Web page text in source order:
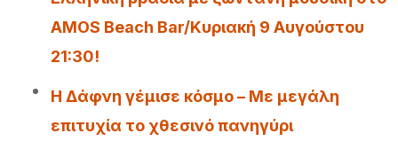
AMOS Beach Bar/Κυριακή 9 Αυγούστου
21:30!
Η Δάφνη γέμισε κόσμο – Με μεγάλη
επιτυχία το χθεσινό πανηγύρι